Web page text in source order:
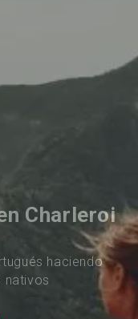
Charleroi
haciendo
nativos